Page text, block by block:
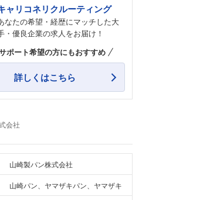
ャリコネリクルーティング
なたの希望・経歴にマッチした大
・優良企業の求人をお届け！
ポート希望の方にもおすすめ
詳しくはこちら
会社
山崎製パン株式会社
山崎パン、ヤマザキパン、ヤマザキ